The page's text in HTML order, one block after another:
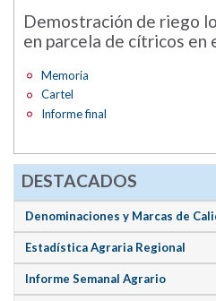
Demostración de riego
en parcela de cítricos en
Memoria
Cartel
Informe final
DESTACADOS
Denominaciones y Marcas de
Estadística Agraria Regional
Informe Semanal Agrario